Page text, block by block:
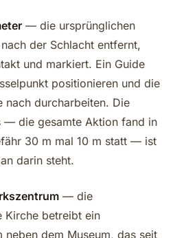
— die ursprünglichen
der Schlacht entfernt,
und markiert. Ein Guide
positionieren und die
nach durcharbeiten. Die
— die gesamte Aktion fand in
30 m mal 10 m statt — ist
darin steht.
— die
Kirche betreibt ein
neben dem Museum, das seit